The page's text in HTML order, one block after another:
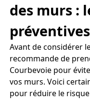
des murs :
Avant de considérer
recommande de
Courbevoie pour
vos murs. Voici
pour réduire le